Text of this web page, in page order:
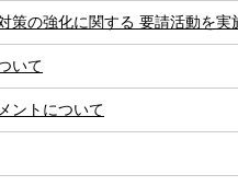
策の強化に関する 要請活動を実
いて
ントについて